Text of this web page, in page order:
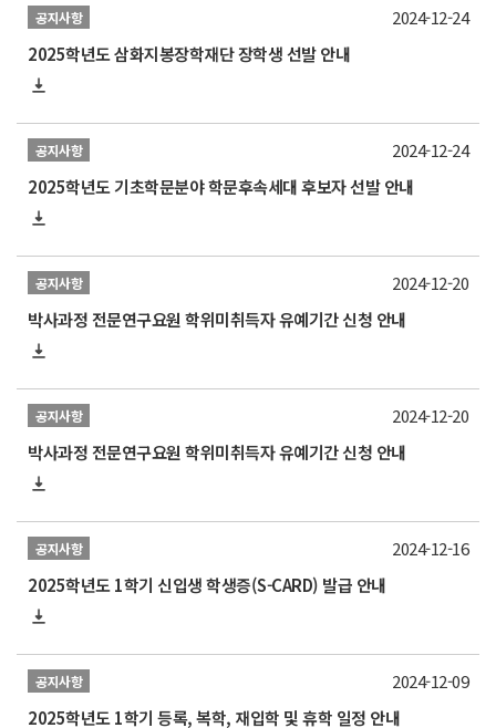
공지사항
2025학년도 삼화지봉장학재단 장학생 선발 안내
2024-12-24
공지사항
2025학년도 기초학문분야 학문후속세대 후보자 선발 안내
2024-12-24
공지사항
박사과정 전문연구요원 학위미취득자 유예기간 신청 안내
2024-12-20
공지사항
박사과정 전문연구요원 학위미취득자 유예기간 신청 안내
2024-12-20
공지사항
2025학년도 1학기 신입생 학생증(S-CARD) 발급 안내
2024-12-16
공지사항
2025학년도 1학기 등록, 복학, 재입학 및 휴학 일정 안내
2024-12-09